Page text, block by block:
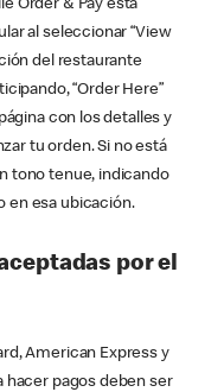
Order & Pay está
al seleccionar “View
del restaurante
“Order Here”
con los detalles y
tu orden. Si no está
tono tenue, indicando
en esa ubicación.
por el
American Express y
hacer pagos deben ser